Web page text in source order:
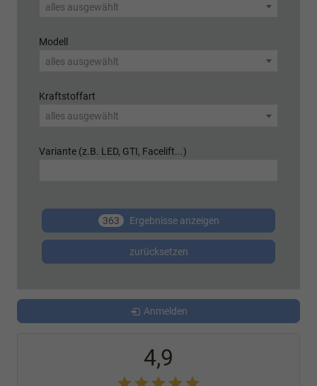
alles ausgewählt
Modell
alles ausgewählt
Kraftstoffart
alles ausgewählt
Variante (z.B. LED, GTI, Facelift...)
363 Ergebnisse anzeigen
zurücksetzen
Anmelden
4,9